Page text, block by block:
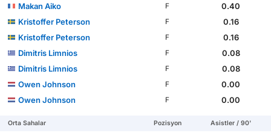
Makan Aiko
F
0.40
Kristoffer Peterson
F
0.16
Kristoffer Peterson
F
0.16
Dimitris Limnios
F
0.08
Dimitris Limnios
F
0.08
Owen Johnson
F
0.00
Owen Johnson
F 0.00
Orta Sahalar Pozisyon Asistler / 90'